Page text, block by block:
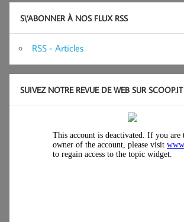
S\’ABONNER À NOS FLUX RSS
RSS - Articles
SUIVEZ NOTRE REVUE DE WEB SUR SCOOP.IT